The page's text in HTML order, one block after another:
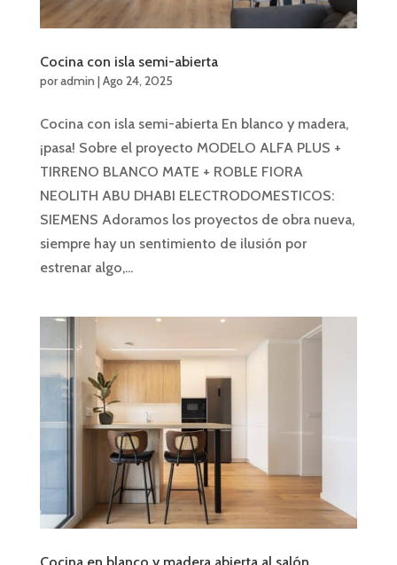
Cocina con isla semi-abierta
poradmin |Ago 24, 2025
Cocina con isla semi-abierta En blanco y madera,
¡pasa! Sobre el proyecto MODELO ALFA PLUS +
TIRRENO BLANCO MATE + ROBLE FIORA
NEOLITH ABU DHABI ELECTRODOMESTICOS:
SIEMENS Adoramos los proyectos de obra nueva,
siempre hay un sentimiento de ilusión por
estrenar algo,...
Cocina en blanco y madera abierta al salón